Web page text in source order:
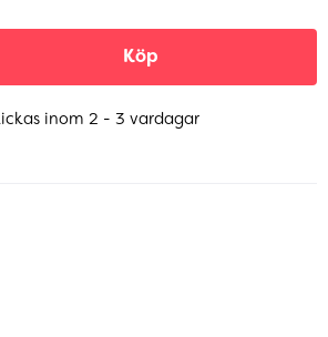
Köp
inom 2 - 3 vardagar